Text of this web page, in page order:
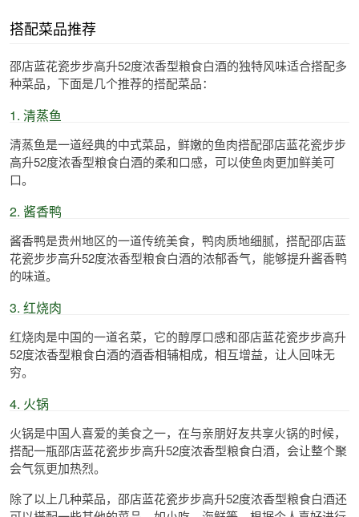
搭配菜品推荐
邵店蓝花瓷步步高升52度浓香型粮食白酒的独特风味适合搭配多
种菜品，下面是几个推荐的搭配菜品：
1. 清蒸鱼
清蒸鱼是一道经典的中式菜品，鲜嫩的鱼肉搭配邵店蓝花瓷步步
高升52度浓香型粮食白酒的柔和口感，可以使鱼肉更加鲜美可
口。
2. 酱香鸭
酱香鸭是贵州地区的一道传统美食，鸭肉质地细腻，搭配邵店蓝
花瓷步步高升52度浓香型粮食白酒的浓郁香气，能够提升酱香鸭
的味道。
3. 红烧肉
红烧肉是中国的一道名菜，它的醇厚口感和邵店蓝花瓷步步高升
52度浓香型粮食白酒的酒香相辅相成，相互增益，让人回味无
穷。
4. 火锅
火锅是中国人喜爱的美食之一，在与亲朋好友共享火锅的时候，
搭配一瓶邵店蓝花瓷步步高升52度浓香型粮食白酒，会让整个聚
会气氛更加热烈。
除了以上几种菜品，邵店蓝花瓷步步高升52度浓香型粮食白酒还